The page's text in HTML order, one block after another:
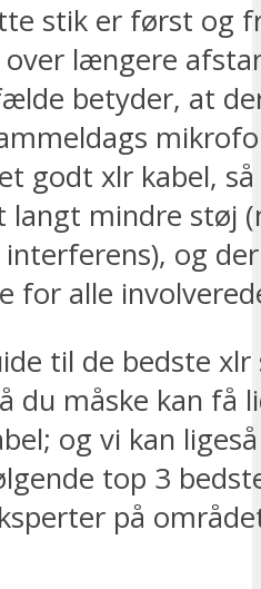
stik er først og
over længere
betyder, at
godt xlr kabel,
langt mindre støj
og
for alle
til de bedste xlr
du måske kan få
og vi kan
top 3
på